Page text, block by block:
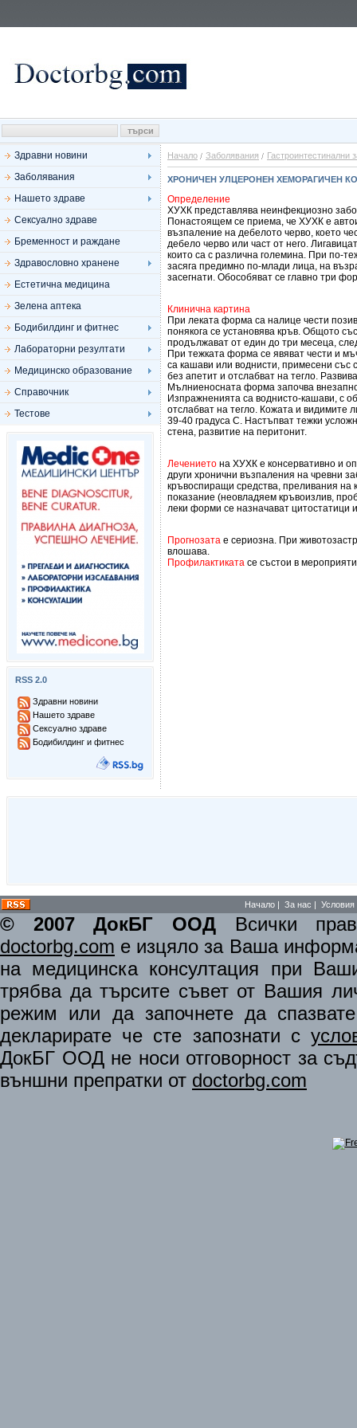
Здравни новини
Заболявания
Нашето здраве
Сексуално здраве
Бременност и раждане
Здравословно хранене
Естетична медицина
Зелена аптека
Бодибилдинг и фитнес
Лабораторни резултати
Медицинско образование
Справочник
Тестове
RSS 2.0
Здравни новини
Нашето здраве
Сексуално здраве
Бодибилдинг и фитнес
Начало Заболявания Гастроинтестинални
ХРОНИЧЕН УЛЦЕРОНЕН ХЕМОРАГИЧЕН
Определение
ХУХК представлява неинфекциозно
Понастоящем се приема, че ХУХК е
възпаление на дебелото черво, което
дебело черво или част от него.
които са с различна големина. При по-
засяга предимно по-млади лица, на
засегнати. Обособяват се главно три
Клинична картина
При леката форма са налице чести
понякога се установява кръв. Общото
продължават от един до три месеца,
При тежката форма се явяват чести и
са кашави или воднисти, примесени със
без апетит и отслабват на тегло.
Мълниеносната форма започва
Изпражненията са воднисто-кашави, с
отслабват на тегло. Кожата и видимите
39-40 градуса С. Настъпват тежки
стена, развитие на перитонит.
Лечението на ХУХК е консервативно и
други хронични възпаления на чревни
кръвоспиращи средства, преливания на
показание (неовладяем кръвоизлив,
леки форми се назначават цитостатици
Прогнозата е сериозна. При
влошава.
Профилактиката се състои в
Начало | За нас | Условия
© 2007 ДокБГ ООД Всички
doctorbg.com е изцяло за Ваша
на медицинска консултация при
трябва да търсите съвет от Вашия
режим или да започнете да
декларирате че сте запознати с
ДокБГ ООД не носи отговорност за
външни препратки от doctorbg.com